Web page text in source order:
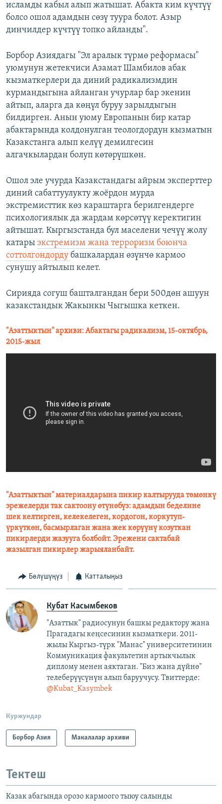
исламды кабыл алып жатышат. Абакта ким күчтүү
болсо ошол адамдын сөзү туура болот. Азыр
динчилдер күчтүү топко айланды".
Борбор Азиядагы "Эл аралык түрмө реформасы"
уюмунун жетекчиси Азамат Шамбилов абак
кызматкерлери да диний радикализмдин
курмандыгына айланган учурлар бар экенин
айтып, аларга да көңүл буруу зарылдыгын
билдирген. Анын уюму Европанын бир катар
абактарында колдонулган теологдордун кызматын
Казакстанга алып келүү демилгесин
алгачкылардан болуп көтөрүшкөн.
Ошол эле учурда Казакстандагы айрым эксперттер
диний сабаттуулукту жоёрдон мурда
экстремисттик көз караштарга берилгендерге
психологиялык да жардам көрсөтүү керектигин
айтышат. Кыргызстанда бул маселени чечүү жолу
катары экстремизм жана терроризм боюнча
соттолгондорду башкалардан өзүнчө кармоо
сунушу айтылып келет.
Сирияда согуш башталгандан бери 500дөн ашуун
казакстандык Жакынкы Чыгышка кеткен.
"Азаттыктын" архиви: Абактагы радикализм, 15-октябрь,
2015-жыл
"Азаттыктын" материалдарына пикир калтырууда төмөнкү
эрежелерди так сактоону өтүнөбүз: адамдын беделине
шек келтирген, келекелеген, кордогон, коркутуп-
үркүткөн, басмырлаган жана жек көрүүнү козуткан
пикирлерди жазууга болбойт. Эрежени сактабай
жазылган пикирлер жарыяланбайт.
Бөлүшүңүз Катталыңыз
Кубат Касымбеков
"Азаттык" радиосунун башкы редактору жана
Прагадагы кеңсесинин кызматкери. 2011-
жылы Кыргыз-түрк "Манас" университетинин
Коммуникация факультетин артыкчылык
диплому менен аяктаган. "Биз жана дүйнө"
телеберүүсүнүн алып баруучусу. Твиттерде:
@Kubat_Kasymbek
Куржундар
Борбор Азия Макалалар архиви
Тектеш
Казак абагында орозо кармоого тыюу салынды